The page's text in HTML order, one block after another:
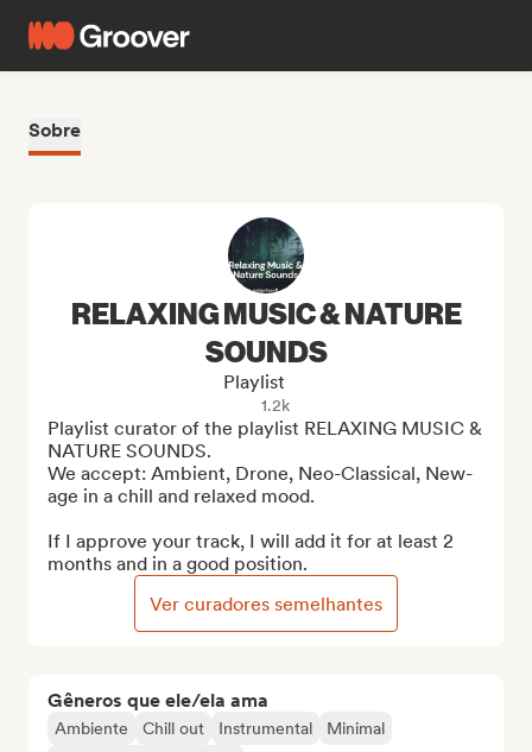
Sobre
Gêneros que ele/ela ama
Ambiente Chill out Instrumental
Minimal
RELAXING MUSIC & NATURE
SOUNDS
Playlist
1.2k
Playlist curator of the playlist RELAXING MUSIC &
NATURE SOUNDS.
We accept: Ambient, Drone, Neo-Classical, New-
age in a chill and relaxed mood.
If I approve your track, I will add it for at least 2
months and in a good position.
Ver curadores semelhantes